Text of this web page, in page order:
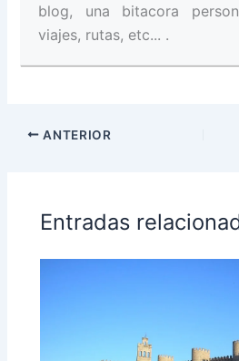
blog, una bitacora
viajes, rutas, etc... .
ANTERIOR
Entradas